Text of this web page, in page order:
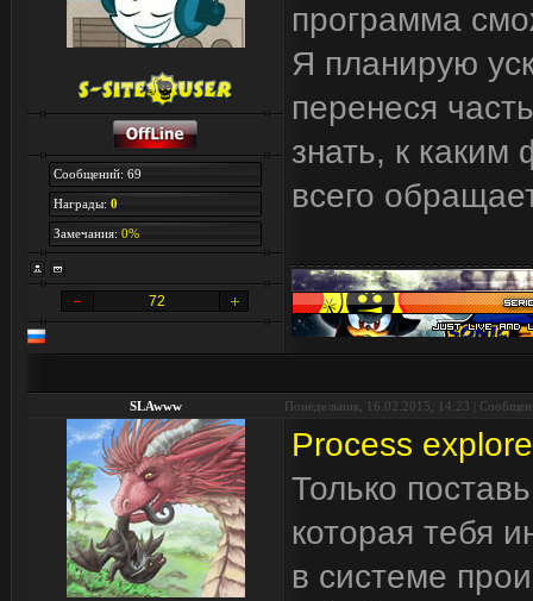
Сообщений: 69
Награды: 0
Замечания: 0%
72
программа
Я планирую
перенеся
знать, к каким
всего
SLAwww Понедельник, 16.02.2015, 14:23 |
Process
Только
которая тебя
в системе